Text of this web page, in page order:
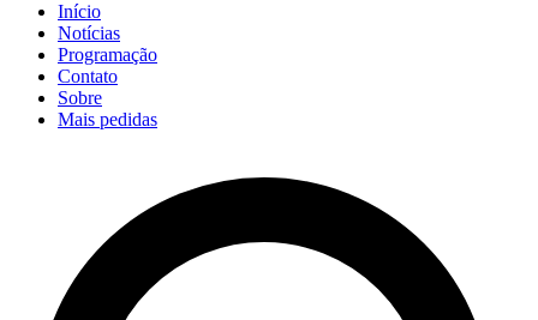
Início
Notícias
Programação
Contato
Sobre
Mais pedidas